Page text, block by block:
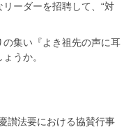
ーダーを招聘して、“対
集い『よき祖先の声に耳
うか。
讃法要における協賛行事